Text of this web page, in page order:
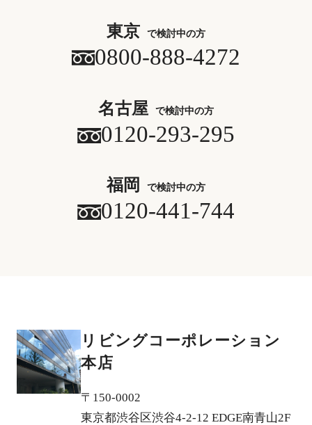
東京 で検討中の方
0800-888-4272
名古屋 で検討中の方
0120-293-295
福岡 で検討中の方
0120-441-744
リビングコーポレーション
本店
〒150-0002
東京都渋谷区渋谷4-2-12 EDGE南青山2F